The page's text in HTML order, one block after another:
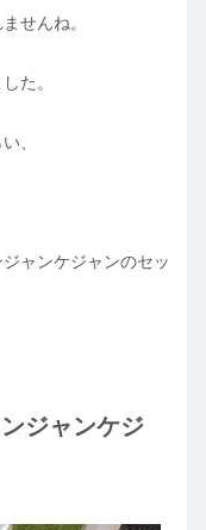
せんね。
た。
、
ャンケジャンのセッ
ジャンケジ